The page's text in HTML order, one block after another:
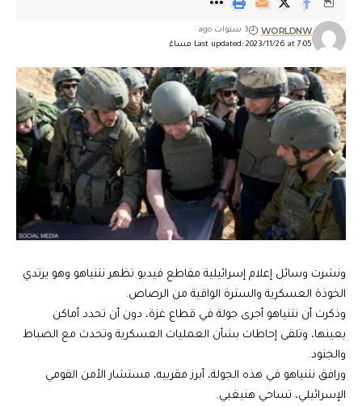
Last updated: 2023/11/26 at 7:05 مساءً
WORLDNW 3 سنوات ago
ونشرت وسائل إعلام إسرائيلية مقاطع فيديو تظهر نتنياهو وهو يرتدي
الخوذة العسكرية والسترة الواقية من الرصاص.
وذكرت أن نتنياهو أجرى جولة في قطاع غزة، دون أن تحدد أماكن
بعينها، وتلقى إحاطات بشأن العمليات العسكرية وتحدث مع الضباط
والجنود.
ورافق نتنياهو في هذه الجولة، أبرز مقربيه، مستشار الأمن القومي
الإسرائيلي، تساحي هنيغبي.